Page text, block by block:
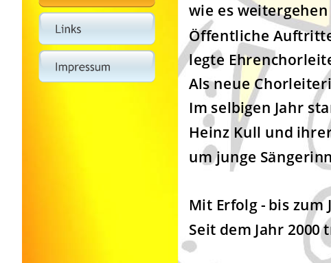
wie es
Öffentliche
legte
Als neue
Im selbigen Jahr
Heinz Kull und
um junge
Mit Erfolg - bis
Seit dem Jahr